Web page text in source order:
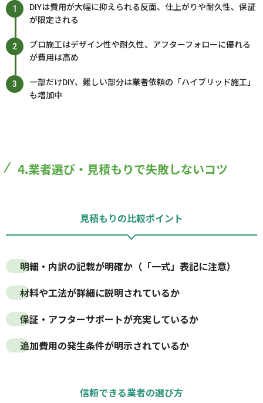
DIYは費用が大幅に抑えられる反面、仕上がりや耐久性、保証
が限定される
プロ施工はデザイン性や耐久性、アフターフォローに優れる
が費用は高め
一部だけDIY、難しい部分は業者依頼の「ハイブリッド施工」
も増加中
4.業者選び・見積もりで失敗しないコツ
見積もりの比較ポイント
明細・内訳の記載が明確か（「一式」表記に注意）
材料や工法が詳細に説明されているか
保証・アフターサポートが充実しているか
追加費用の発生条件が明示されているか
信頼できる業者の選び方